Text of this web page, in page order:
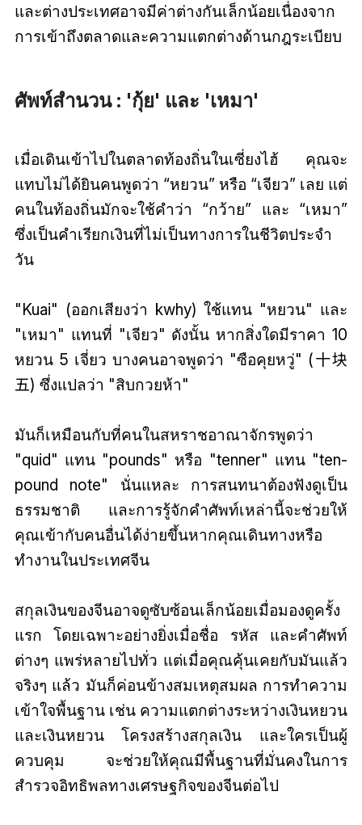
และต่างประเทศอาจมีค่าต่างกันเล็กน้อยเนื่องจาก
การเข้าถึงตลาดและความแตกต่างด้านกฎระเบียบ
ศัพท์สำนวน : 'กุ้ย' และ 'เหมา'
เมื่อเดินเข้าไปในตลาดท้องถิ่นในเซี่ยงไฮ้ คุณจะ
แทบไม่ได้ยินคนพูดว่า “หยวน” หรือ “เจียว” เลย แต่
คนในท้องถิ่นมักจะใช้คำว่า “กว้าย” และ “เหมา”
ซึ่งเป็นคำเรียกเงินที่ไม่เป็นทางการในชีวิตประจำ
วัน
"Kuai" (ออกเสียงว่า kwhy) ใช้แทน "หยวน" และ
"เหมา" แทนที่ "เจียว" ดังนั้น หากสิ่งใดมีราคา 10
หยวน 5 เจี่ยว บางคนอาจพูดว่า "ซือคุยหวู่" (十块
五) ซึ่งแปลว่า "สิบกวยห้า"
มันก็เหมือนกับที่คนในสหราชอาณาจักรพูดว่า
"quid" แทน "pounds" หรือ "tenner" แทน "ten-
pound note" นั่นแหละ การสนทนาต้องฟังดูเป็น
ธรรมชาติ และการรู้จักคำศัพท์เหล่านี้จะช่วยให้
คุณเข้ากับคนอื่นได้ง่ายขึ้นหากคุณเดินทางหรือ
ทำงานในประเทศจีน
สกุลเงินของจีนอาจดูซับซ้อนเล็กน้อยเมื่อมองดูครั้ง
แรก โดยเฉพาะอย่างยิ่งเมื่อชื่อ รหัส และคำศัพท์
ต่างๆ แพร่หลายไปทั่ว แต่เมื่อคุณคุ้นเคยกับมันแล้ว
จริงๆ แล้ว มันก็ค่อนข้างสมเหตุสมผล การทำความ
เข้าใจพื้นฐาน เช่น ความแตกต่างระหว่างเงินหยวน
และเงินหยวน โครงสร้างสกุลเงิน และใครเป็นผู้
ควบคุม จะช่วยให้คุณมีพื้นฐานที่มั่นคงในการ
สำรวจอิทธิพลทางเศรษฐกิจของจีนต่อไป